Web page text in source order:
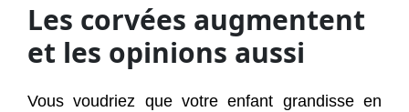
Les corvées augmentent
et les opinions aussi
Vous voudriez que votre enfant grandisse en